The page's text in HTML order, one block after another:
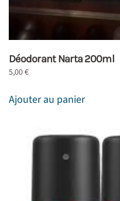
Déodorant Narta 200ml
5,00€
Ajouter au panier